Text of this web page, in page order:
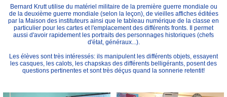
Bernard Krutt utilise du matériel militaire de la première guerre mondiale ou
de la deuxième guerre mondiale (selon la leçon), de vieilles affiches éditées
par la Maison des instituteurs ainsi que le tableau numérique de la classe en
particulier pour les cartes et l'emplacement des différents fronts. Il permet
aussi d'avoir rapidement les portraits des personnages historiques (chefs
d'état, généraux...).
Les élèves sont très intéressés: ils manipulent les différents objets, essayent
les casques, les calots, les chapskas des différents belligérants, posent des
questions pertinentes et sont très déçus quand la sonnerie retentit!